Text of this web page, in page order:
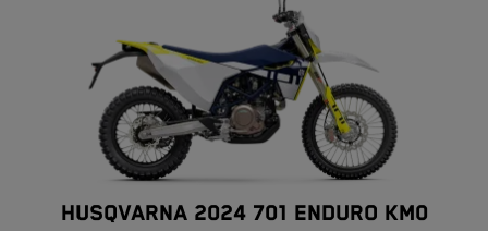
HUSQVARNA 2024 701 ENDURO KM0